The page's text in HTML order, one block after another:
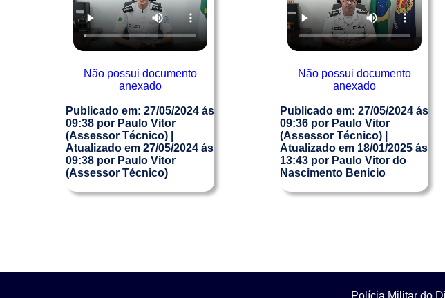
Não possui documento
anexado
Publicado em: 27/05/2024 ás
09:38 por Paulo Vitor
(Assessor Técnico)
Atualizado em 27/05/2024 ás
09:38 por Paulo Vitor
(Assessor Técnico)
Não possui documento
anexado
Publicado em: 27/05/2024 ás
09:36 por Paulo Vitor
(Assessor Técnico)
Atualizado em 18/01/2025 ás
13:43 por Paulo Vitor do
Nascimento Benicio
Polícia Militar do